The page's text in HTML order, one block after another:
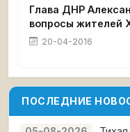
Глава ДНР
вопросы жителей
20-04-2016
ПОСЛЕДНИЕ